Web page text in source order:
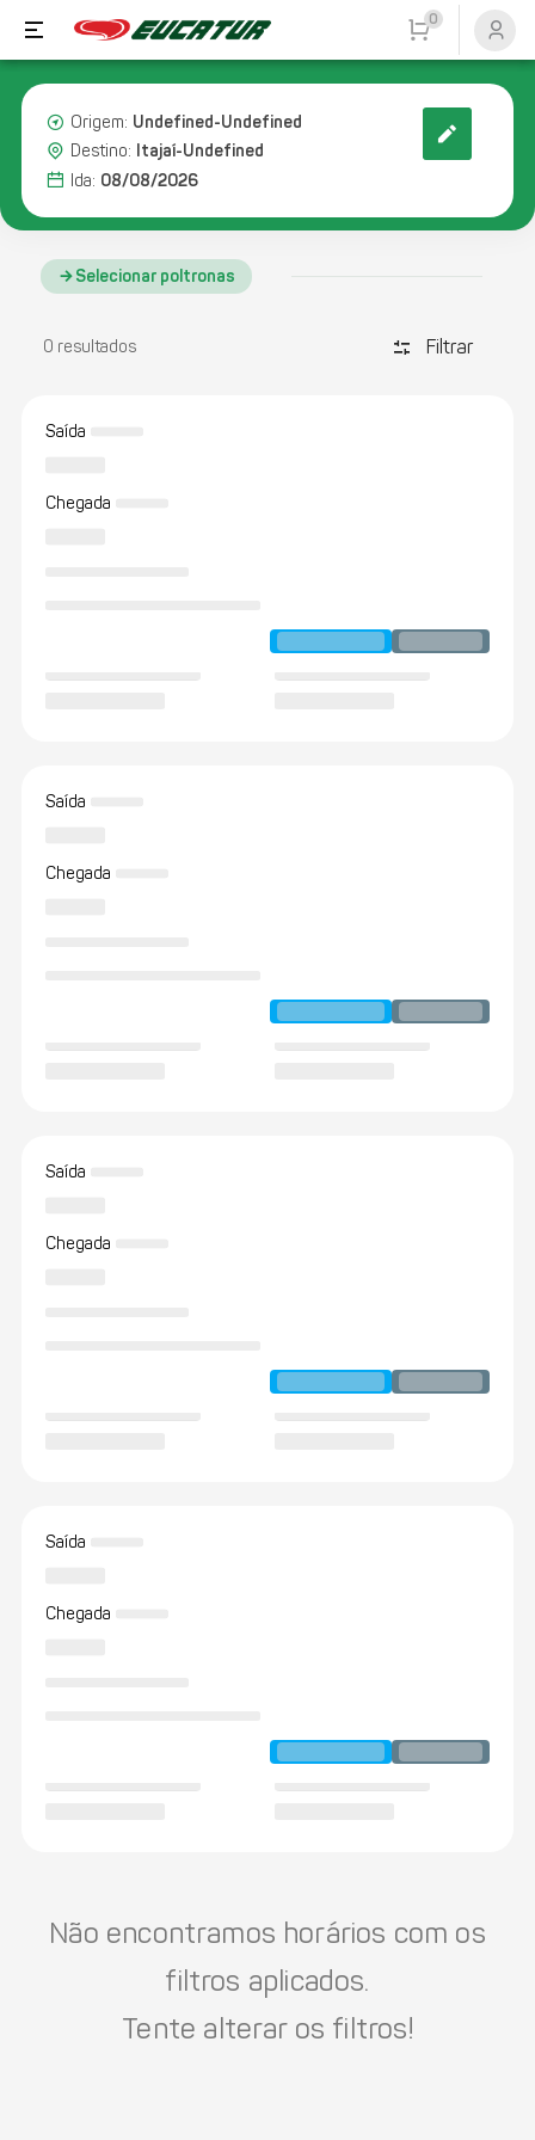
0
Origem: Undefined-Undefined
Destino: Itajaí-Undefined
Ida: 08/08/2026
Selecionar poltronas
0 resultados discover_tune Filtrar
Saída
Chegada
Saída
Chegada
Saída
Chegada
Saída
Chegada
Não encontramos horários com os
filtros aplicados.
Tente alterar os filtros!